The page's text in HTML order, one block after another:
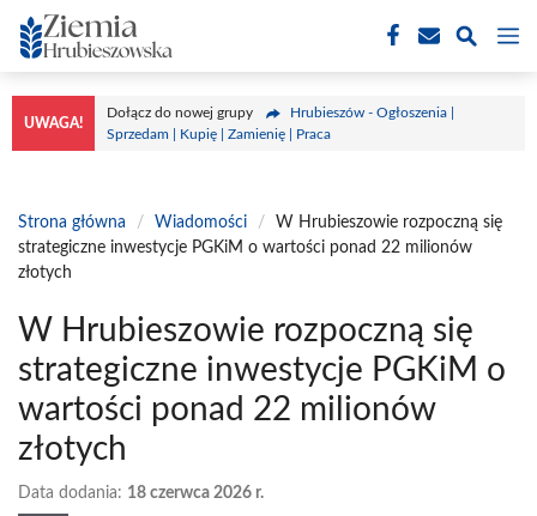
Przejdź
do
treści
UWAGA!
Dołącz do nowej grupy
Hrubieszów - Ogłoszenia |
Sprzedam | Kupię | Zamienię | Praca
Strona główna / Wiadomości /
W Hrubieszowie rozpoczną się
strategiczne inwestycje PGKiM o wartości ponad 22 milionów
złotych
W Hrubieszowie rozpoczną się
strategiczne inwestycje PGKiM o
wartości ponad 22 milionów
złotych
Data dodania: 18 czerwca 2026 r.